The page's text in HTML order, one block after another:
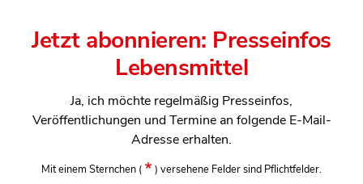
Jetzt abonnieren: Presseinfos
Lebensmittel
Ja, ich möchte regelmäßig Presseinfos,
Veröffentlichungen und Termine an folgende E-Mail-
Adresse erhalten.
Mit einem Sternchen ( ) versehene Felder sind Pflichtfelder.